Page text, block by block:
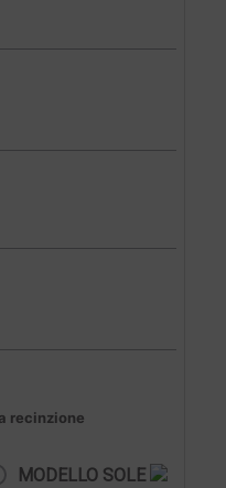
recinzione
MODELLO SOLE